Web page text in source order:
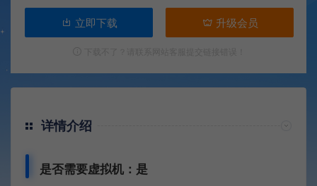
立即下载 升级会员
详情介绍
是否需要虚拟机：是